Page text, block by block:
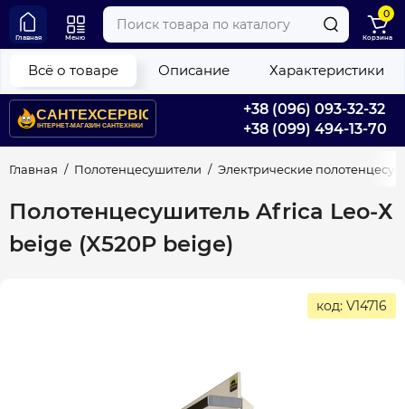
+38 (096) 093-32-32
+38 (099) 494-13-70
Главная Меню
0
Корзина
Главная Полотенцесушители Электрические
Полотенцесушитель Africa Leo-Х
beige (X520P beige)
Всё о товаре Описание Характеристики
код: V14716